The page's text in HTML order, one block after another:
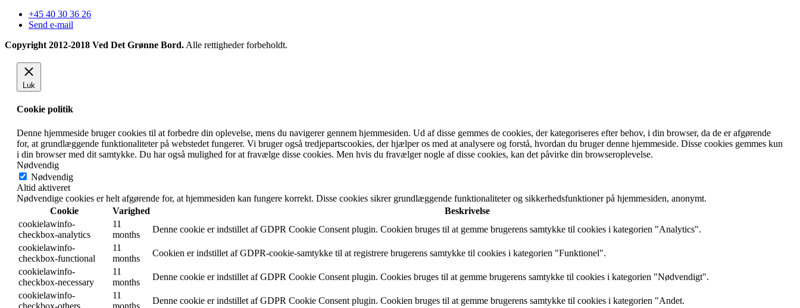
+45 40 30 36 26
Send e-mail
Copyright 2012-2018 Ved Det Grønne Bord. Alle rettigheder forbeholdt.
Luk
Cookie politik
Denne hjemmeside bruger cookies til at forbedre din oplevelse, mens du navigerer gennem hjemmesiden. Ud af disse gemmes de cookies, der kategoriseres efter behov, i din browser, da de er afgørende
for, at grundlæggende funktionaliteter på webstedet fungerer. Vi bruger også tredjepartscookies, der hjælper os med at analysere og forstå, hvordan du bruger denne hjemmeside. Disse cookies gemmes kun
i din browser med dit samtykke. Du har også mulighed for at fravælge disse cookies. Men hvis du fravælger nogle af disse cookies, kan det påvirke din browseroplevelse.
Nødvendig
Nødvendig
Altid aktiveret
Nødvendige cookies er helt afgørende for, at hjemmesiden kan fungere korrekt. Disse cookies sikrer grundlæggende funktionaliteter og sikkerhedsfunktioner på hjemmesiden, anonymt.
Cookie
Varighed
Beskrivelse
cookielawinfo-
checkbox-analytics
11
months
Denne cookie er indstillet af GDPR Cookie Consent plugin. Cookien bruges til at gemme brugerens samtykke til cookies i kategorien "Analytics".
cookielawinfo-
checkbox-functional
11
months
Cookien er indstillet af GDPR-cookie-samtykke til at registrere brugerens samtykke til cookies i kategorien "Funktionel".
cookielawinfo-
checkbox-necessary
11
months
Denne cookie er indstillet af GDPR Cookie Consent plugin. Cookies bruges til at gemme brugerens samtykke til cookies i kategorien "Nødvendigt".
cookielawinfo-
checkbox-others
11
months
Denne cookie er indstillet af GDPR Cookie Consent plugin. Cookien bruges til at gemme brugerens samtykke til cookies i kategorien "Andet.